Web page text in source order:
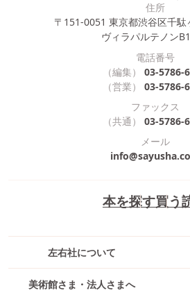
本を探す買う
左右社について
美術館さま・法人さまへ
住所
〒151-0051 東京都渋谷区千
ヴィラパルテノンB1
電話番号
（編集）
03-5786-
（営業）
03-5786-
ファックス
（共通）
03-5786-
メール